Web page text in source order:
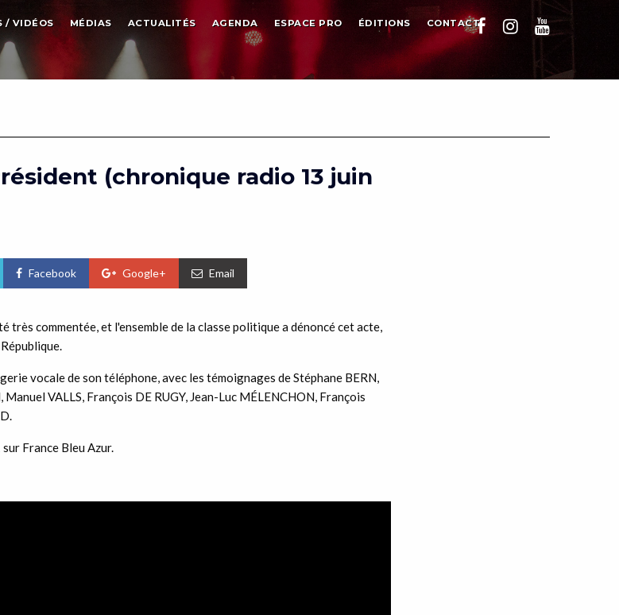
/ VIDÉOS MÉDIAS ACTUALITÉS AGENDA ESPACE PRO ÉDITIONS CONTACT
(chronique radio 13 juin
Facebook Google+ Email
très commentée, et l'ensemble de la classe politique a dénoncé cet acte,
vocale de son téléphone, avec les témoignages de Stéphane BERN,
VALLS, François DE RUGY, Jean-Luc MÉLENCHON, François
France Bleu Azur.